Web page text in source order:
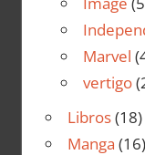
Marvel
vertigo
Libros(18)
Manga (16)